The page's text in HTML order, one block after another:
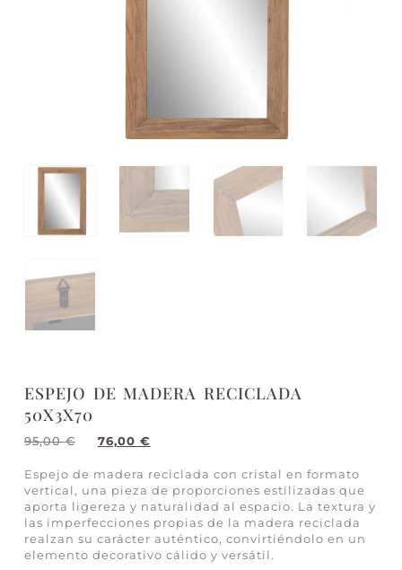
ESPEJO DE MADERA RECICLADA
50X3X70
95,00€ 76,00 €
Espejo de madera reciclada con cristal en formato
vertical, una pieza de proporciones estilizadas que
aporta ligereza y naturalidad al espacio. La textura y
las imperfecciones propias de la madera reciclada
realzan su carácter auténtico, convirtiéndolo en un
elemento decorativo cálido y versátil.